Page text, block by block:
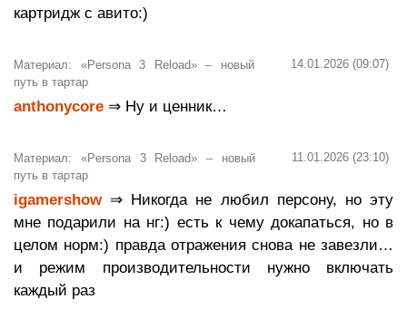
картридж с авито:)
14.01.2026 (09:07)
Материал: «Persona 3 Reload» – новый
путь в тартар
anthonycore ⇒ Ну и ценник…
11.01.2026 (23:10)
Материал: «Persona 3 Reload» – новый
путь в тартар
igamershow⇒ Никогда не любил персону, но эту
мне подарили на нг:) есть к чему докапаться, но в
целом норм:) правда отражения снова не завезли…
и режим производительности нужно включать
каждый раз